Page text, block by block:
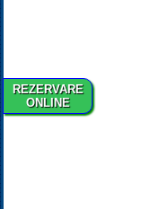
REZERVARE
ONLINE